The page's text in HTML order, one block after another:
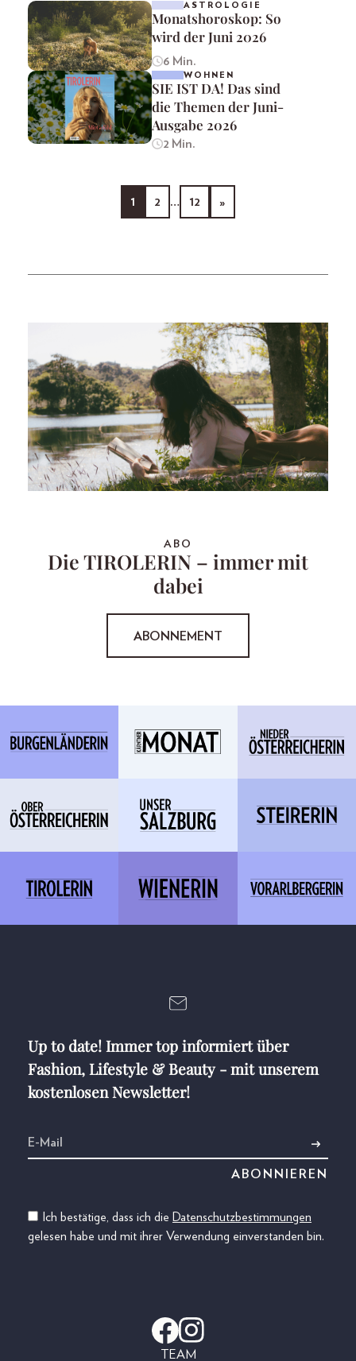
ASTROLOGIE
Monatshoroskop: So
wird der Juni 2026
6 Min.
WOHNEN
SIE IST DA! Das sind
die Themen der Juni-
Ausgabe 2026
2 Min.
1 2 … 12 »
ABO
Die TIROLERIN – immer mit
dabei
ABONNEMENT
Up to date! Immer top informiert über
Fashion, Lifestyle & Beauty - mit unserem
kostenlosen Newsletter!
Ich bestätige, dass ich die Datenschutzbestimmungen
gelesen habe und mit ihrer Verwendung einverstanden bin.
TEAM